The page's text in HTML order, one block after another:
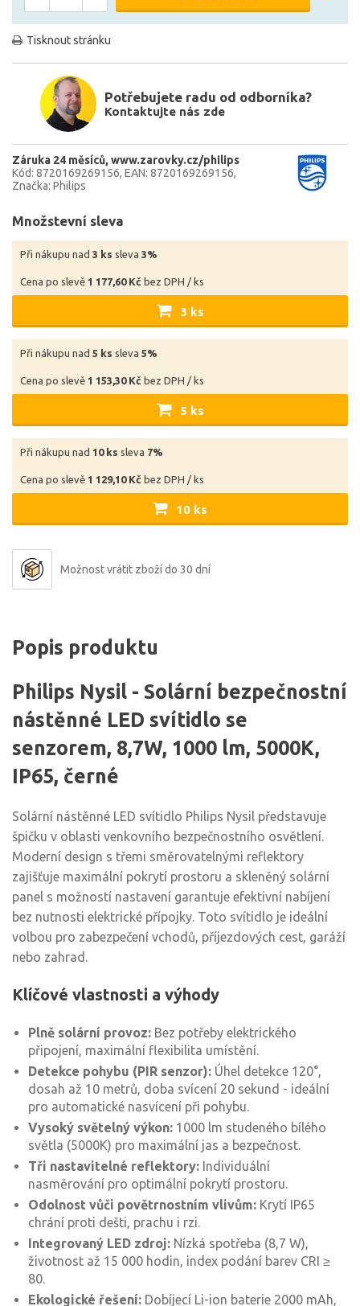
Tisknout stránku
Potřebujete radu od odborníka?
Kontaktujte nás zde
Záruka 24 měsíců www.zarovky.cz/philips
Kód: 8720169269156 EAN: 8720169269156
Značka: Philips
Množstevní sleva
Při nákupu nad 3 ks sleva 3%
Cena po slevě 1 177,60 Kč bez DPH / ks
3 ks
Při nákupu nad 5 ks sleva 5%
Cena po slevě 1 153,30 Kč bez DPH / ks
5 ks
Při nákupu nad 10 ks sleva 7%
Cena po slevě 1 129,10 Kč bez DPH / ks
10 ks
Možnost vrátit zboží do 30 dní
Popis produktu
Philips Nysil - Solární bezpečnostní
nástěnné LED svítidlo se
senzorem, 8,7W, 1000 lm, 5000K,
IP65, černé
Solární nástěnné LED svítidlo Philips Nysil představuje
špičku v oblasti venkovního bezpečnostního osvětlení.
Moderní design s třemi směrovatelnými reflektory
zajišťuje maximální pokrytí prostoru a skleněný solární
panel s možností nastavení garantuje efektivní nabíjení
bez nutnosti elektrické přípojky. Toto svítidlo je ideální
volbou pro zabezpečení vchodů, příjezdových cest, garáží
nebo zahrad.
Klíčové vlastnosti a výhody
Plně solární provoz: Bez potřeby elektrického
připojení, maximální flexibilita umístění.
Detekce pohybu (PIR senzor): Úhel detekce 120°,
dosah až 10 metrů, doba svícení 20 sekund - ideální
pro automatické nasvícení při pohybu.
Vysoký světelný výkon: 1000 lm studeného bílého
světla (5000K) pro maximální jas a bezpečnost.
Tři nastavitelné reflektory: Individuální
nasměrování pro optimální pokrytí prostoru.
Odolnost vůči povětrnostním vlivům: Krytí IP65
chrání proti dešti, prachu i rzi.
Integrovaný LED zdroj: Nízká spotřeba (8,7 W),
životnost až 15 000 hodin, index podání barev CRI ≥
80.
Ekologické řešení: Dobíjecí Li-ion baterie 2000 mAh,